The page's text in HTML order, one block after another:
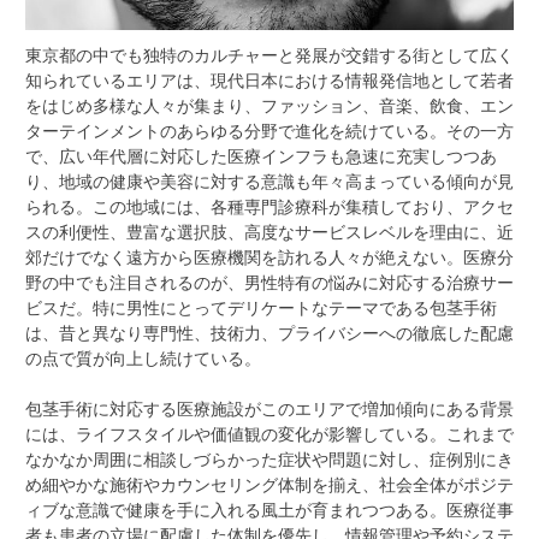
東京都の中でも独特のカルチャーと発展が交錯する街として広く
知られているエリアは、現代日本における情報発信地として若者
をはじめ多様な人々が集まり、ファッション、音楽、飲食、エン
ターテインメントのあらゆる分野で進化を続けている。 その一方
で、広い年代層に対応した医療インフラも急速に充実しつつあ
り、地域の健康や美容に対する意識も年々高まっている傾向が見
られる。この地域には、各種専門診療科が集積しており、アクセ
スの利便性、豊富な選択肢、高度なサービスレベルを理由に、近
郊だけでなく遠方から医療機関を訪れる人々が絶えない。医療分
野の中でも注目されるのが、男性特有の悩みに対応する治療サー
ビスだ。特に男性にとってデリケートなテーマである包茎手術
は、昔と異なり専門性、技術力、プライバシーへの徹底した配慮
の点で質が向上し続けている。
包茎手術に対応する医療施設がこのエリアで増加傾向にある背景
には、ライフスタイルや価値観の変化が影響している。これまで
なかなか周囲に相談しづらかった症状や問題に対し、症例別にき
め細やかな施術やカウンセリング体制を揃え、社会全体がポジテ
ィブな意識で健康を手に入れる風土が育まれつつある。医療従事